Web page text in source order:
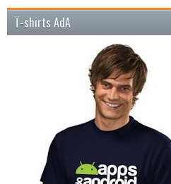
T-shirts AdA